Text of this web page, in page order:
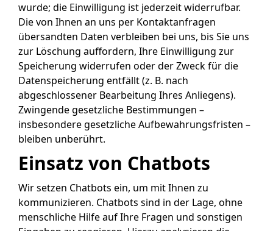
wurde; die Einwilligung ist jederzeit widerrufbar.
Die von Ihnen an uns per Kontaktanfragen
übersandten Daten verbleiben bei uns, bis Sie uns
zur Löschung auffordern, Ihre Einwilligung zur
Speicherung widerrufen oder der Zweck für die
Datenspeicherung entfällt (z. B. nach
abgeschlossener Bearbeitung Ihres Anliegens).
Zwingende gesetzliche Bestimmungen –
insbesondere gesetzliche Aufbewahrungsfristen –
bleiben unberührt.
Einsatz von Chatbots
Wir setzen Chatbots ein, um mit Ihnen zu
kommunizieren. Chatbots sind in der Lage, ohne
menschliche Hilfe auf Ihre Fragen und sonstigen